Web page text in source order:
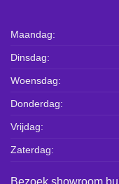
Maandag:
Dinsdag:
Woensdag:
Donderdag:
Vrijdag:
Zaterdag: